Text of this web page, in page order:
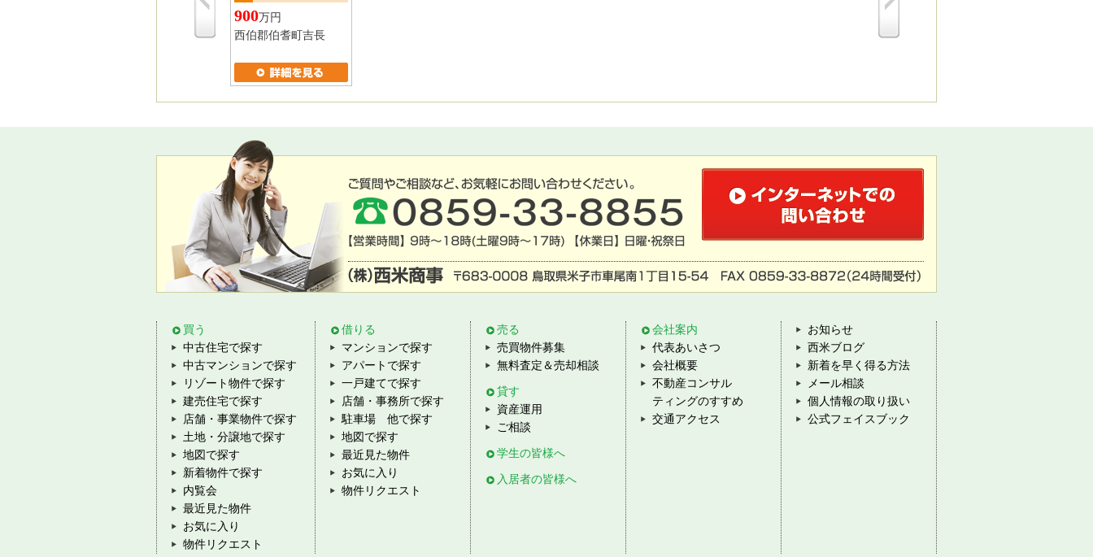
900万円
西伯郡伯耆町吉長
買う
中古住宅で探す
中古マンションで探す
リゾート物件で探す
建売住宅で探す
店舗・事業物件で探す
土地・分譲地で探す
地図で探す
新着物件で探す
内覧会
最近見た物件
お気に入り
物件リクエスト
借りる
マンションで探す
アパートで探す
一戸建てで探す
店舗・事務所で探す
駐車場 他で探す
地図で探す
最近見た物件
お気に入り
物件リクエスト
売る
売買物件募集
無料査定＆売却相談
貸す
資産運用
ご相談
学生の皆様へ
入居者の皆様へ
会社案内
代表あいさつ
会社概要
不動産コンサル
ティングのすすめ
交通アクセス
お知らせ
西米ブログ
新着を早く得る方法
メール相談
個人情報の取り扱い
公式フェイスブック